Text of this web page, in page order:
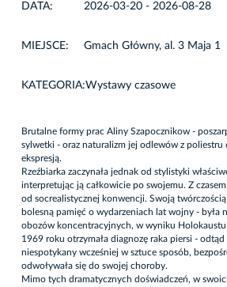
DATA: 2026-03-20 - 2026-08-28
MIEJSCE: Gmach Główny, al. 3 Maja 1
KATEGORIA:Wystawy czasowe
Brutalne formy prac Aliny Szapocznikow -
sylwetki - oraz naturalizm jej odlewów z poliestru
ekspresją.
Rzeźbiarka zaczynała jednak od stylistyki
interpretując ją całkowicie po swojemu. Z
od socrealistycznej konwencji. Swoją
bolesną pamięć o wydarzeniach lat wojny - była
obozów koncentracyjnych, w wyniku Holokaustu
1969 roku otrzymała diagnozę raka piersi -
niespotykany wcześniej w sztuce sposób,
odwoływała się do swojej choroby.
Mimo tych dramatycznych doświadczeń, w